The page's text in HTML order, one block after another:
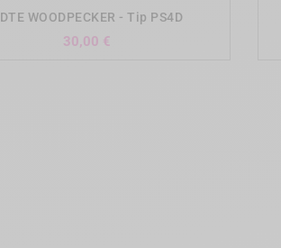
DTE WOODPECKER - Tip PS4D
30,00 €